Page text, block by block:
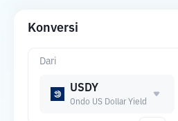
Konversi
Dari
USDY
Ondo US Dollar Yield